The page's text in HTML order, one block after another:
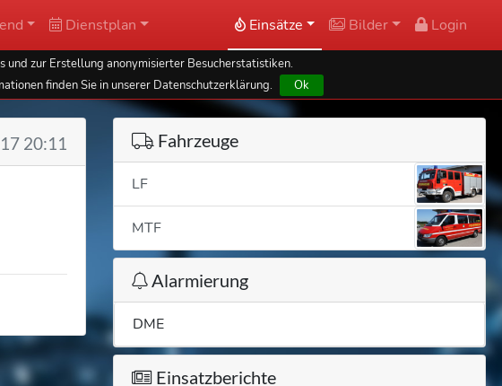
Dienstplan Einsätze Bilder Login
und zur Erstellung anonymisierter Besucherstatistiken.
finden Sie in unserer Datenschutzerklärung.
Ok
20:11 Fahrzeuge
LF
MTF
Alarmierung
DME
Einsatzberichte